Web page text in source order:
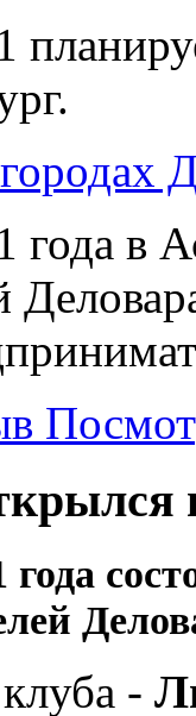
года в
года
-